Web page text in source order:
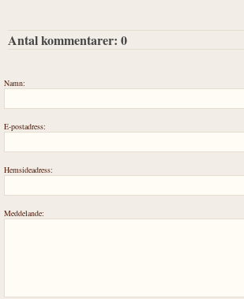
Antal kommentarer: 0
Namn:
E-postadress:
Hemsideadress:
Meddelande: